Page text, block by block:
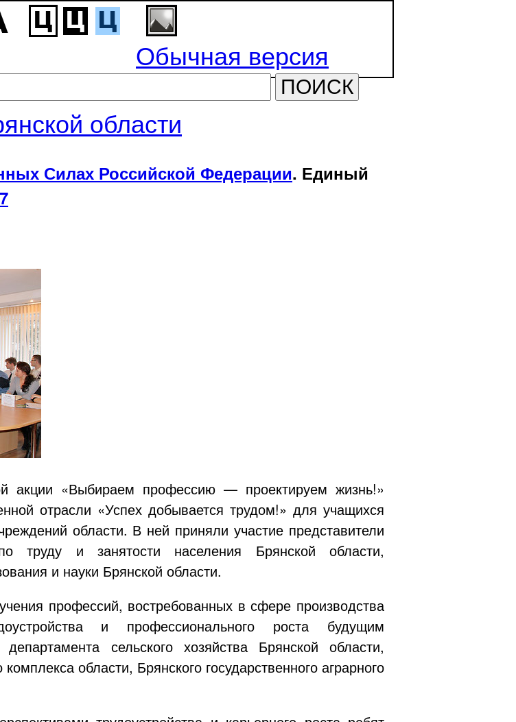
Обычная версия
ПОИСК
области
Силах Российской Федерации. Единый
акции «Выбираем профессию — проектируем жизнь!»
отрасли «Успех добывается трудом!» для учащихся
области. В ней приняли участие представители
труду и занятости населения Брянской области,
и науки Брянской области.
профессий, востребованных в сфере производства
и профессионального роста будущим
сельского хозяйства Брянской области,
области, Брянского государственного аграрного